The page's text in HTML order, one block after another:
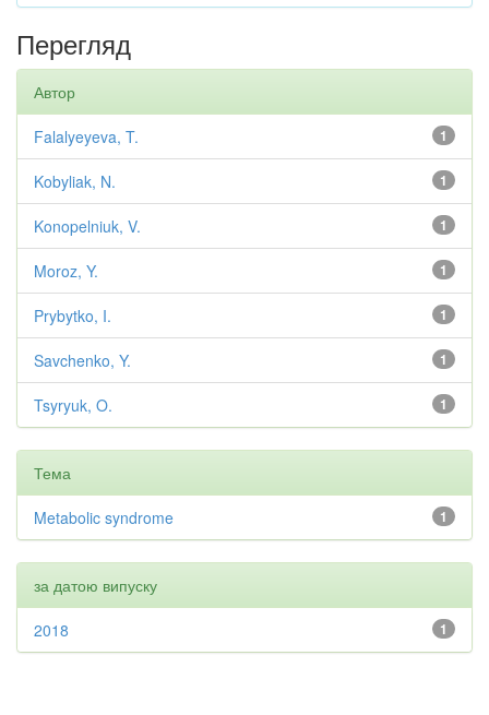
Перегляд
Автор
1
Falalyeyeva, T.
1
Kobyliak, N.
1
Konopelniuk, V.
1
Moroz, Y.
1
Prybytko, I.
1
Savchenko, Y.
1
Tsyryuk, O.
Тема
1
Metabolic syndrome
за датою випуску
1
2018